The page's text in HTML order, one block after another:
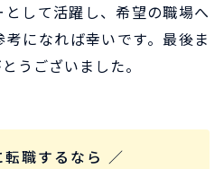
して活躍し、希望の職場へ
になれば幸いです。最後ま
うございました。
職するなら ／